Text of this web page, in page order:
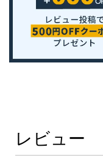
レビュー